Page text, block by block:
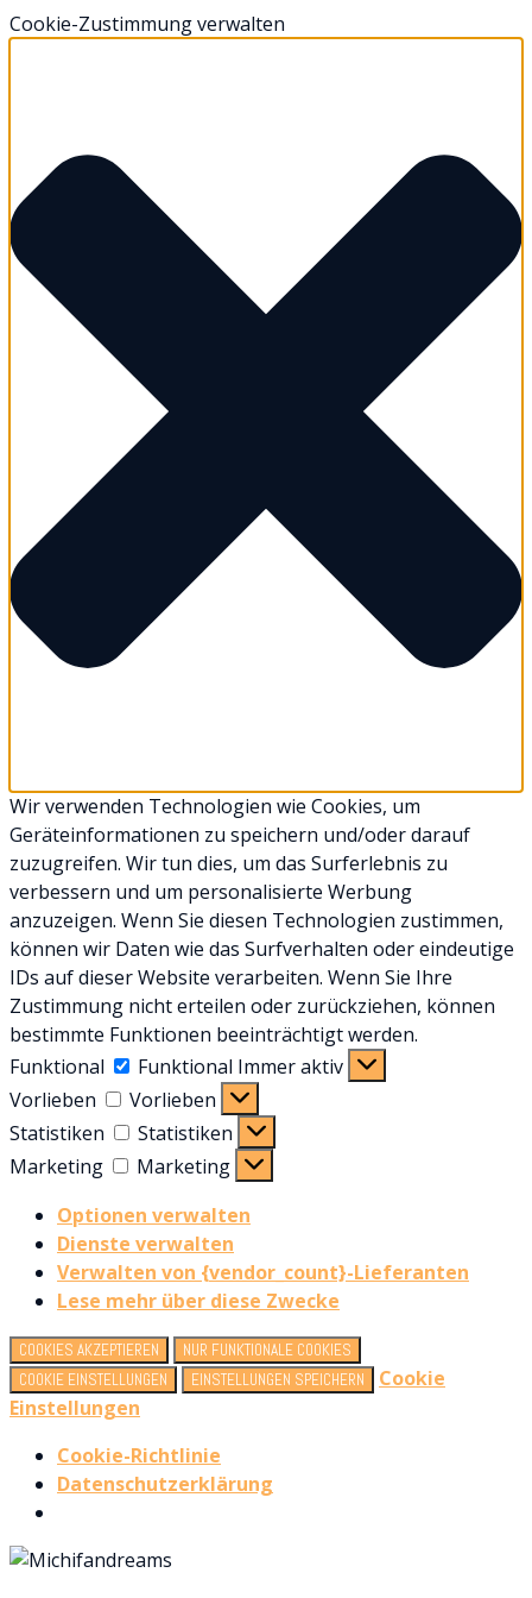
Cookie-Zustimmung verwalten
Wir verwenden Technologien wie Cookies, um
Geräteinformationen zu speichern und/oder darauf
zuzugreifen. Wir tun dies, um das Surferlebnis zu
verbessern und um personalisierte Werbung
anzuzeigen. Wenn Sie diesen Technologien zustimmen,
können wir Daten wie das Surfverhalten oder eindeutige
IDs auf dieser Website verarbeiten. Wenn Sie Ihre
Zustimmung nicht erteilen oder zurückziehen, können
bestimmte Funktionen beeinträchtigt werden.
Funktional
Funktional Immer aktiv
Vorlieben
Vorlieben
Statistiken
Statistiken
Marketing
Marketing
Optionen verwalten
Dienste verwalten
Verwalten von {vendor_count}-Lieferanten
Lese mehr über diese Zwecke
COOKIES AKZEPTIEREN
NUR FUNKTIONALE COOKIES
COOKIE EINSTELLUNGEN
EINSTELLUNGEN SPEICHERN
Cookie
Einstellungen
Cookie-Richtlinie
Datenschutzerklärung